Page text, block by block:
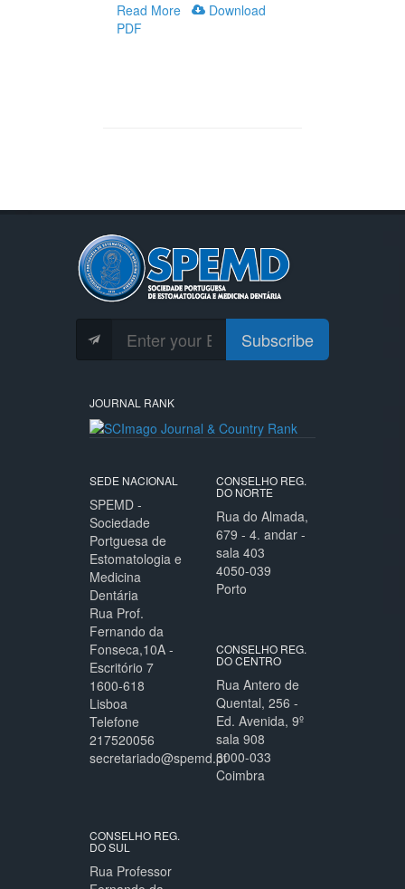
Read More
Download
PDF
Subscribe
JOURNAL RANK
SEDE NACIONAL
SPEMD -
Sociedade
Portguesa de
Estomatologia e
Medicina
Dentária
Rua Prof.
Fernando da
Fonseca,10A -
Escritório 7
1600-618
Lisboa
Telefone
217520056
secretariado@spemd.pt
CONSELHO REG.
DO NORTE
Rua do Almada,
679 - 4. andar -
sala 403
4050-039
Porto
CONSELHO REG.
DO CENTRO
Rua Antero de
Quental, 256 -
Ed. Avenida, 9º
sala 908
3000-033
Coimbra
CONSELHO REG.
DO SUL
Rua Professor